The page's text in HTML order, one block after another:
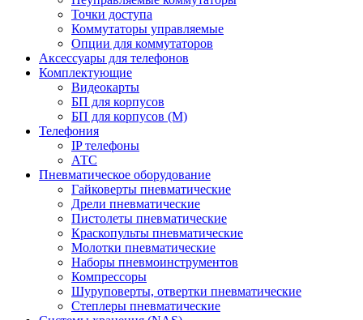
Точки доступа
Коммутаторы управляемые
Опции для коммутаторов
Аксессуары для телефонов
Комплектующие
Видеокарты
БП для корпусов
БП для корпусов (М)
Телефония
IP телефоны
АТС
Пневматическое оборудование
Гайковерты пневматические
Дрели пневматические
Пистолеты пневматические
Краскопульты пневматические
Молотки пневматические
Наборы пневмоинструментов
Компрессоры
Шуруповерты, отвертки пневматические
Степлеры пневматические